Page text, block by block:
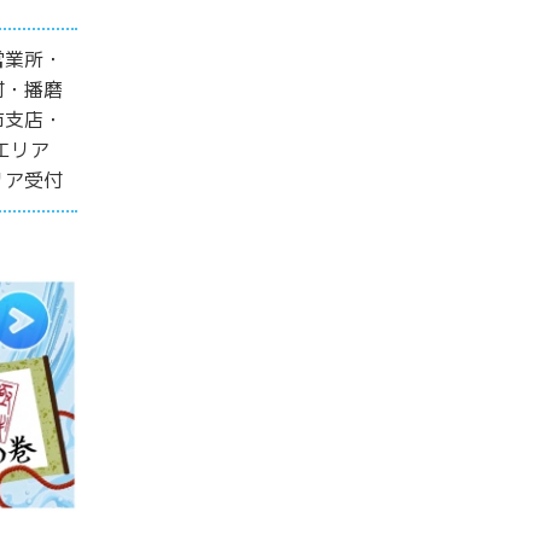
所・
播磨
店・
リア
受付